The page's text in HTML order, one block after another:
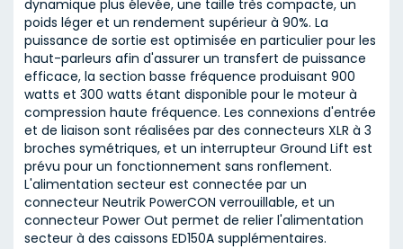
dynamique plus élevée, une taille très compacte, un
poids léger et un rendement supérieur à 90%. La
puissance de sortie est optimisée en particulier pour les
haut-parleurs afin d'assurer un transfert de puissance
efficace, la section basse fréquence produisant 900
watts et 300 watts étant disponible pour le moteur à
compression haute fréquence. Les connexions d'entrée
et de liaison sont réalisées par des connecteurs XLR à 3
broches symétriques, et un interrupteur Ground Lift est
prévu pour un fonctionnement sans ronflement.
L'alimentation secteur est connectée par un
connecteur Neutrik PowerCON verrouillable, et un
connecteur Power Out permet de relier l'alimentation
secteur à des caissons ED150A supplémentaires.